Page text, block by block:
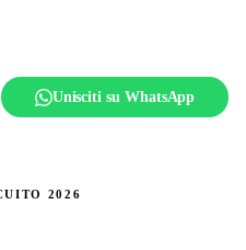
Unisciti su WhatsApp
2026